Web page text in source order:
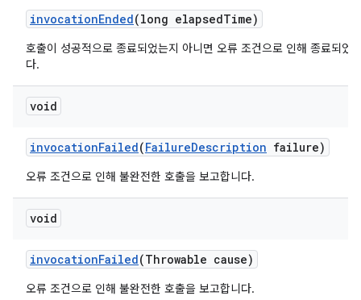
invocationEnded(long elapsedTime)
호출이 성공적으로 종료되었는지 아니면 오류 조건으로 인해 종료되었
다.
void
invocationFailed(FailureDescription failure)
오류 조건으로 인해 불완전한 호출을 보고합니다.
void
invocationFailed(Throwable cause)
오류 조건으로 인해 불완전한 호출을 보고합니다.